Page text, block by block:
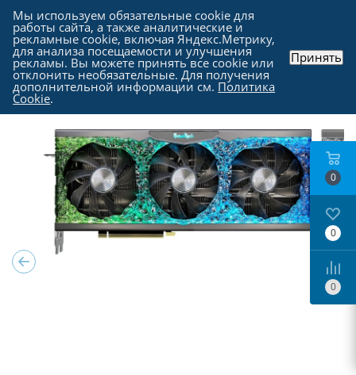
Каталог - Комплектующие для компьютера
Видеокарты
0
0
0
Мы используем обязательные cookie для
работы сайта, а также аналитические и
рекламные cookie, включая Яндекс.Метрику,
для анализа посещаемости и улучшения
рекламы. Вы можете принять все cookie или
отклонить необязательные. Для получения
дополнительной информации см. Политика
Cookie.
Принять